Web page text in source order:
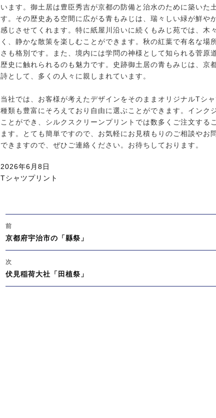
います。御土居は豊臣秀吉が京都の防備と治水のために築いた
す。その歴史ある空間に広がる青もみじは、瑞々しい緑が鮮や
感じさせてくれます。特に紙屋川沿いに続くもみじ苑では、木
く、静かな散策を楽しむことができます。秋の紅葉で有名な場
さも格別です。また、境内には学問の神様として知られる菅原
歴史に触れられるのも魅力です。史跡御土居の青もみじは、京
詩として、多くの人々に親しまれています。
当社では、お客様が考えたデザインをそのままオリジナルTシ
種類も豊富にそろえており自由に選ぶことができます。インク
ことができ、シルクスクリーンプリントでは数多くご注文する
ます。とても簡単ですので、お気軽にお見積もりのご相談やお
できますので、ぜひご連絡ください。お待ちしております。
投
稿
2026年6月8日
カ
ー
Tシャツプリント
稿
ナ
ビ
ゲ
ー
シ
前
過
去
の
投
稿:
京都府宇治市の「縣祭」
次
次
の
伏見稲荷大社「田植祭」